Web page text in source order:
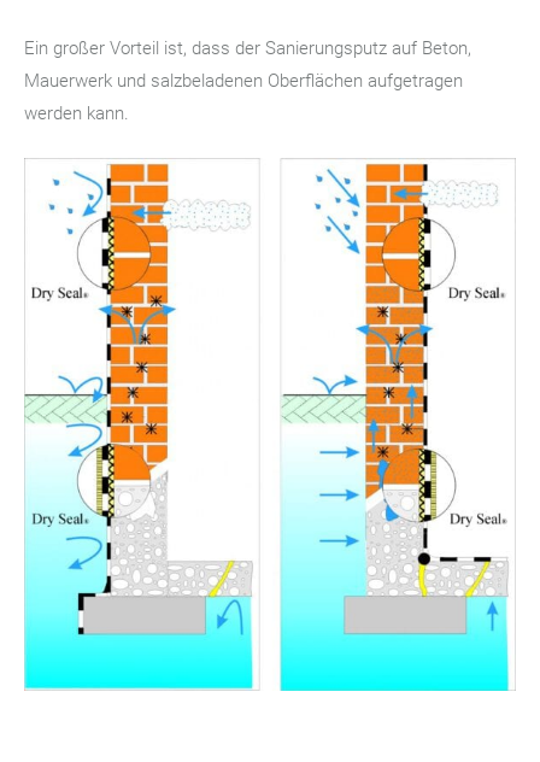
Ein großer Vorteil ist, dass der Sanierungsputz auf Beton,
Mauerwerk und salzbeladenen Oberflächen aufgetragen
werden kann.